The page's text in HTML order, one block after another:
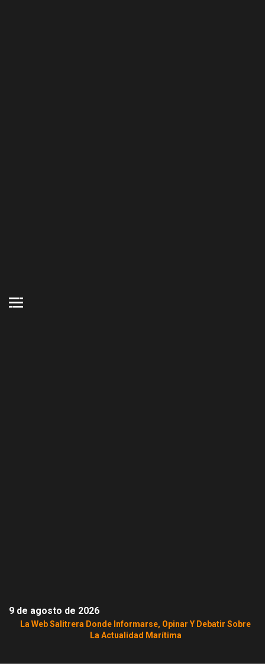
9 de agosto de 2026
La Web Salitrera Donde Informarse, Opinar Y Debatir Sobre
La Actualidad Marítima